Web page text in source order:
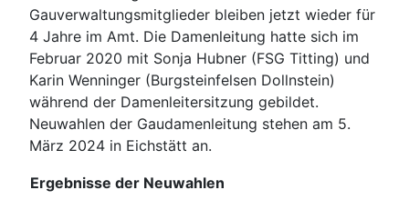
Gauverwaltungsmitglieder bleiben jetzt wieder für
4 Jahre im Amt. Die Damenleitung hatte sich im
Februar 2020 mit Sonja Hubner (FSG Titting) und
Karin Wenninger (Burgsteinfelsen Dollnstein)
während der Damenleitersitzung gebildet.
Neuwahlen der Gaudamenleitung stehen am 5.
März 2024 in Eichstätt an.
Ergebnisse der Neuwahlen